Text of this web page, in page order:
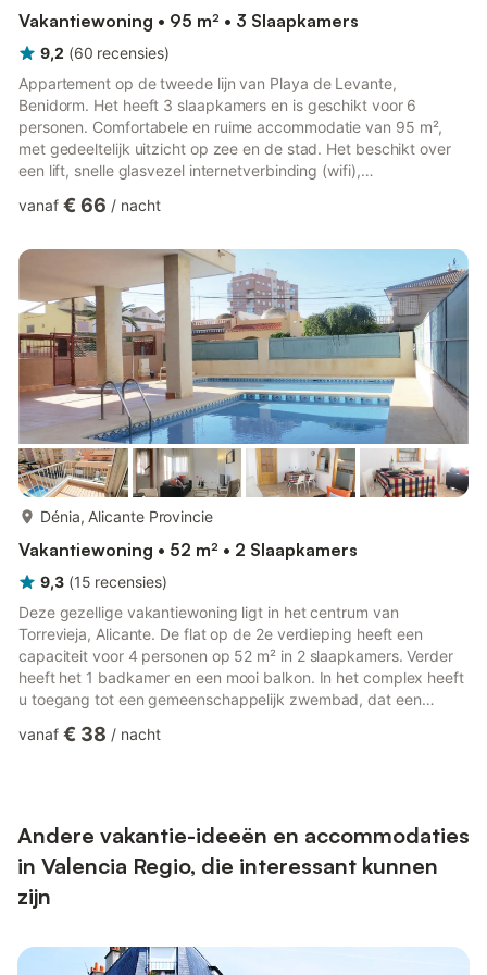
Vakantiewoning • 95 m² • 3 Slaapkamers
9,2 (60 recensies)
Appartement op de tweede lijn van Playa de Levante,
Benidorm. Het heeft 3 slaapkamers en is geschikt voor 6
personen. Comfortabele en ruime accommodatie van 95 m²,
met gedeeltelijk uitzicht op zee en de stad. Het beschikt over
een lift, snelle glasvezel internetverbinding (wifi),
zwembad + kinderbad, buitenparkeergelegenheid in hetzelfde
tuinmeubilair, speeltuin, 1 televisie, strijkijzer. De aparte
keramische kookplaat is uitgerust met een koelkast,
wasmachine, magnetron, vr...
vanaf € 66 / nacht
Dénia, Alicante Provincie
Vakantiewoning • 52 m² • 2 Slaapkamers
9,3 (15 recensies)
Deze gezellige vakantiewoning ligt in het centrum van
Torrevieja, Alicante. De flat op de 2e verdieping heeft een
capaciteit voor 4 personen op 52 m² in 2 slaapkamers. Verder
heeft het 1 badkamer en een mooi balkon. In het complex heeft
u toegang tot een gemeenschappelijk zwembad, dat een
mooie strand bereikt u in korte tijd.Torrevieja is een populaire
internati...
vanaf € 38 / nacht
Andere vakantie-ideeën en accommodaties
in Valencia Regio, die interessant kunnen
zijn